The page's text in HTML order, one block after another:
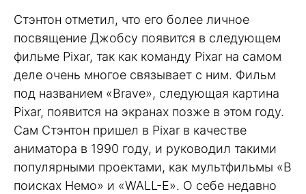
Стэнтон отметил, что его более личное
посвящение Джобсу появится в следующем
фильме Pixar, так как команду Pixar на самом
деле очень многое связывает с ним. Фильм
под названием «Brave», следующая картина
Pixar, появится на экранах позже в этом году.
Сам Стэнтон пришел в Pixar в качестве
аниматора в 1990 году, и руководил такими
популярными проектами, как мультфильмы «В
поисках Немо» и «WALL-E». О себе недавно